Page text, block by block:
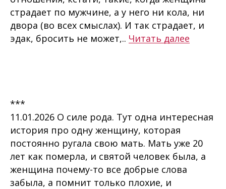
страдает по мужчине, а у него ни кола, ни
двора (во всех смыслах). И так страдает, и
эдак, бросить не может,.. Читать далее
***
11.01.2026 О силе рода. Тут одна интересная
история про одну женщину, которая
постоянно ругала свою мать. Мать уже 20
лет как померла, и святой человек была, а
женщина почему-то все добрые слова
забыла, а помнит только плохие, и